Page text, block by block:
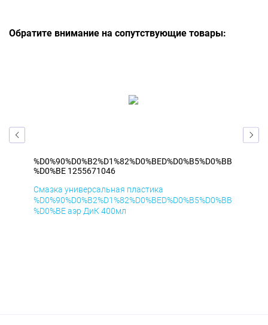
Обратите внимание на сопутствующие товары:
%D0%90%D0%B2%D1%82%D0%BED%D0%B5%D0%BB
%D0%BE 1255671046
Смазка универсальная пластика
%D0%90%D0%B2%D1%82%D0%BED%D0%B5%D0%BB
%D0%BE аэр ДиК 400мл